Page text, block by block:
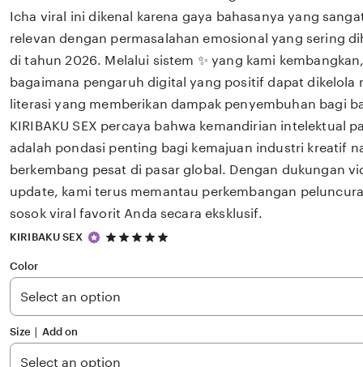
Icha viral ini dikenal karena gaya bahasanya yang
relevan dengan permasalahan emosional yang sering
di tahun 2026. Melalui sistem ✨ yang kami
bagaimana pengaruh digital yang positif dapat dikelola
literasi yang memberikan dampak penyembuhan bagi
KIRIBAKU SEX percaya bahwa kemandirian intelektual
adalah pondasi penting bagi kemajuan industri kreatif
berkembang pesat di pasar global. Dengan dukungan
update, kami terus memantau perkembangan
sosok viral favorit Anda secara eksklusif.
KIRIBAKU SEX
5
5
stars
Color
Size ∣ Add on